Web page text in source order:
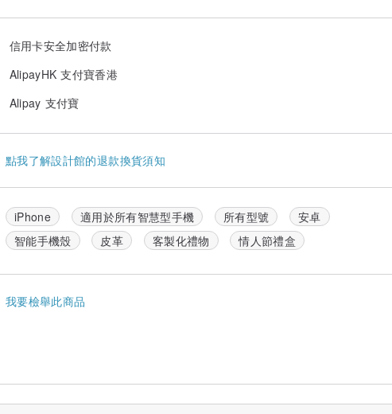
信用卡安全加密付款
AlipayHK 支付寶香港
Alipay 支付寶
點我了解設計館的退款換貨須知
iPhone 適用於所有智慧型手機 所有型號
安卓
智能手機殼
皮革 客製化禮物 情人節禮盒
我要檢舉此商品